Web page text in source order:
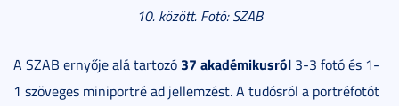
10. között. Fotó: SZAB
A SZAB ernyője alá tartozó 37 akadémikusról 3-3 fotó és 1-
1 szöveges miniportré ad jellemzést. A tudósról a portréfotót